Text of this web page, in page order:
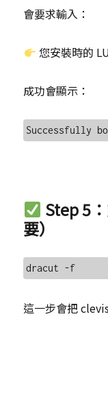
會要求輸入：
您安裝時的
成功會顯示：
Step 5
要）
這一步會把